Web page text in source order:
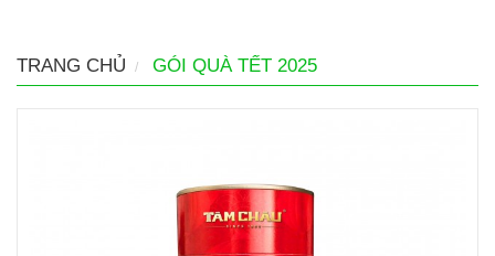
TRANG CHỦ GÓI QUÀ TẾT 2025